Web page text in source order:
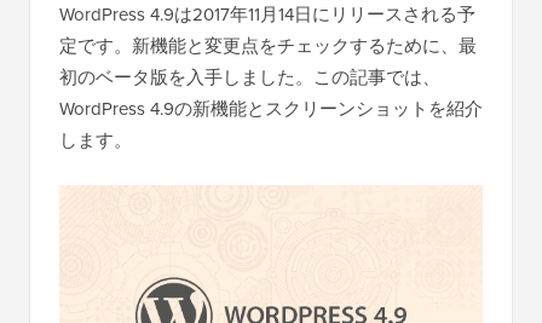
WordPress 4.9は2017年11月14日にリリースされる予
定です。新機能と変更点をチェックするために、最
初のベータ版を入手しました。この記事では、
WordPress 4.9の新機能とスクリーンショットを紹介
します。